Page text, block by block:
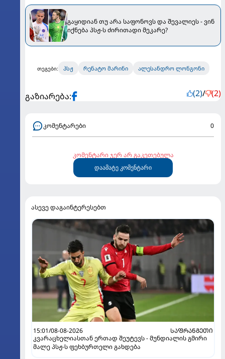
გაყიდიან თუ არა საფონოვს და შევალიეს - ვინ
იქნება პსჟ-ს ძირითადი მეკარე?
თეგები: პსჟ რენატო მარინი ალესანდრო ლონგონი
გაზიარება: (2)/ (2)
კომენტარები 0
კომენტარი ჯერ არ გაკეთებულა
დაამატე კომენტარი
ასევე დაგაინტერესებთ
15:01/08-08-2026
ᲡᲐᲤᲠᲐᲜᲒᲔᲗᲘ
კვარაცხელიასთან ერთად შეუტევს - მუნდიალის გმირი
მალე პსჟ-ს ფეხბურთელი გახდება